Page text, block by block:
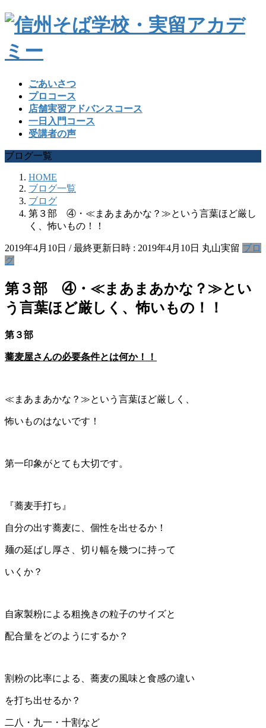
ごあいさつ
プロコース
店舗実習アドバンスコース
一日入門コース
受講者の声
ブログ一覧
HOME
ブログ一覧
ブログ
第３部 ④・≪まあまあかな？≫という言葉ほど厳し
く、怖いもの！！
2019年4月10日 / 最終更新日時 : 2019年4月10日 丸山実留 ブロ
グ
第３部 ④・≪まあまあかな？≫とい
う言葉ほど厳しく、怖いもの！！
第３部
蕎麦屋さんの必要条件とは何か！！
≪まあまあかな？≫という言葉ほど厳しく、
怖いものはないです！
第一印象がとても大切です。
『蕎麦手打ち』
自分の出す蕎麦に、個性を出せるか！
麺の延ばし厚さ、切り幅を幾つに持って
いくか？
自家製粉による粗挽きの粒子のサイズと
配合量をどのようにするか？
割粉の比率による、蕎麦の風味と食感の違い
を打ち出せるか？
二八・九一・十割など